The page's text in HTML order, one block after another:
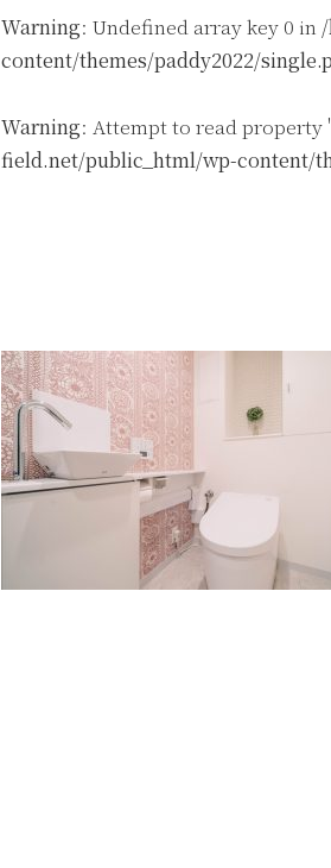
Warning: Undefined array key 0 in
content/themes/paddy2022/
Warning: Attempt to read property
field.net/public_html/wp-content/